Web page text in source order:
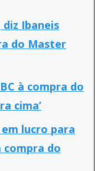
diz Ibaneis
do Master
à compra do
cima’
lucro para
compra do